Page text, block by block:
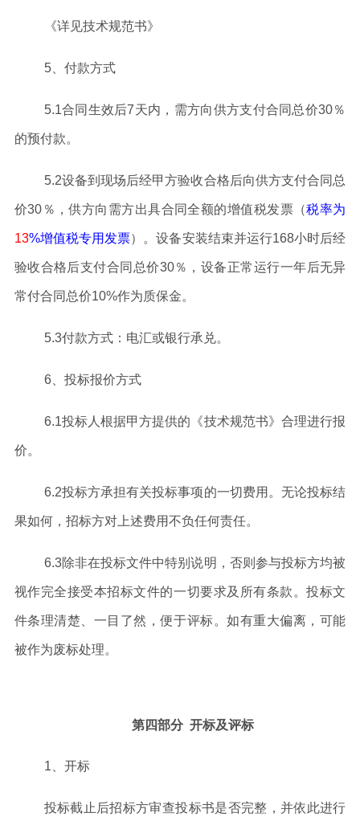
《详见技术规范书》
5、 付款方式
5.1合同生效后7天内， 需方向供方支付合同总价30％
的预付款。
5.2设备到现场后经甲方验收合格后向供方支付合同总
价30 ％ ，供方向需方出具合同全额的增值税发票（税率为
13%增值税专用发票） 。设备安装结束并运行168小时后经
验收合格后支付合同总价30％ ， 设备正常运行一年后无异
常付合同总价10%作为质保金。
5.3付款方式：电汇或银行承兑。
6、投标报价方式
6.1投标人根据甲方提供的《技术规范书》合理进行报
价。
6.2投标方承担有关投标事项的一切费用。无论投标结
果如何，招标方对上述费用不负任何责任。
6.3除非在投标文件中特别说明，否则参与投标方均被
视作完全接受本招标文件的一切要求及所有条款。投标文
件条理清楚、一目了然，便于评标。如有重大偏离，可能
被作为废标处理。
第四部分 开标及评标
1 、开标
投标截止后招标方审查投标书是否完整，并依此进行